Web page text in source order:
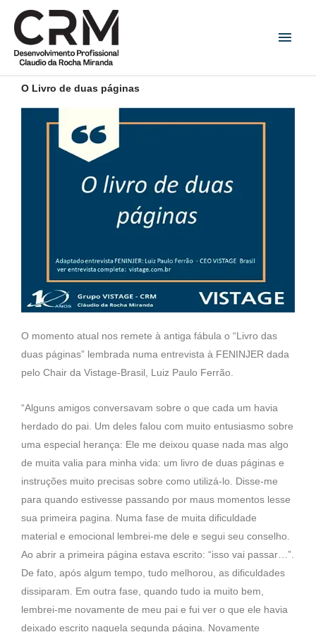
para
conteúdo
O Livro de duas páginas
O momento atual nos remete à antiga fábula o “Livro das
duas páginas” lembrada numa entrevista à FENINJER dada
pelo Chair da Vistage-Brasil, Luiz Paulo Ferrão.
“Alguns amigos conversavam sobre o que cada um havia
herdado do pai. Um deles falou com muito entusiasmo sobre
uma especial herança: Ele me deixou quase nada mas algo
de muita valia para minha vida: um livro de duas páginas e
instruções muito precisas sobre como utilizá-lo. Disse-me
para quando estivesse passando por maus momentos lesse
sua primeira pagina. Numa fase de muita dificuldade
material e emocional lembrei-me dele e segui seu conselho.
Ao abrir a primeira página estava escrito: “isso vai passar…”.
De fato, após algum tempo, tudo melhorou, as dificuldades
dissiparam. Em outra fase, quando tudo ia muito bem,
lembrei-me novamente de meu pai e fui ver o que ele havia
deixado escrito naquela segunda página. Novamente